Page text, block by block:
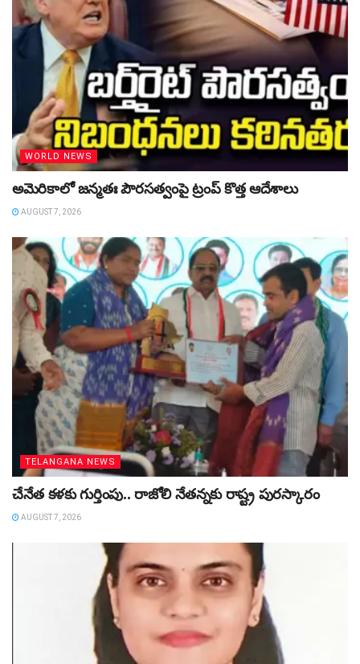
WORLD NEWS
అమెరికాలో జన్మతః పౌరసత్వంపై ట్రంప్‌ కొత్త ఆదేశాలు
AUGUST 7, 2026
TELANGANA NEWS
చేనేత కళకు గుర్తింపు.. రాజోలి నేతన్నకు రాష్ట్ర పురస్కారం
AUGUST 7, 2026